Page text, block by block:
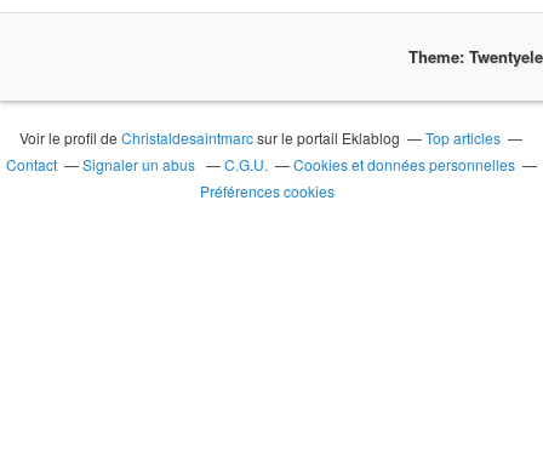
Theme:
Voir le profil deChristaldesaintmarcsur le portail Eklablog
Top articles
Contact
Signaler un abus C.G.U.
Cookies et données personnelles
Préférences cookies